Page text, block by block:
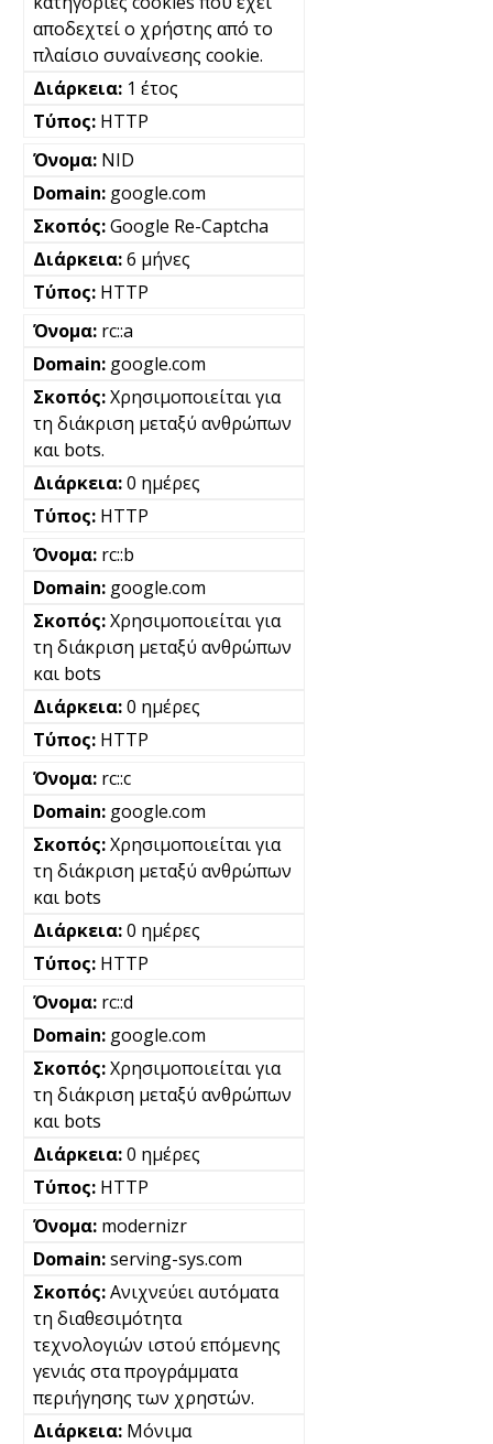
αποδεχτεί ο χρήστης από το
πλαίσιο συναίνεσης cookie.
1 έτος
HTTP
NID
google.com
Google Re-Captcha
6 μήνες
HTTP
rc::a
google.com
Χρησιμοποιείται για
τη διάκριση μεταξύ ανθρώπων
και bots.
0 ημέρες
HTTP
rc::b
google.com
Χρησιμοποιείται για
τη διάκριση μεταξύ ανθρώπων
και bots
0 ημέρες
HTTP
rc::c
google.com
Χρησιμοποιείται για
τη διάκριση μεταξύ ανθρώπων
και bots
0 ημέρες
HTTP
rc::d
google.com
Χρησιμοποιείται για
τη διάκριση μεταξύ ανθρώπων
και bots
0 ημέρες
HTTP
modernizr
serving-sys.com
Ανιχνεύει αυτόματα
τη διαθεσιμότητα
τεχνολογιών ιστού επόμενης
γενιάς στα προγράμματα
περιήγησης των χρηστών.
Μόνιμα